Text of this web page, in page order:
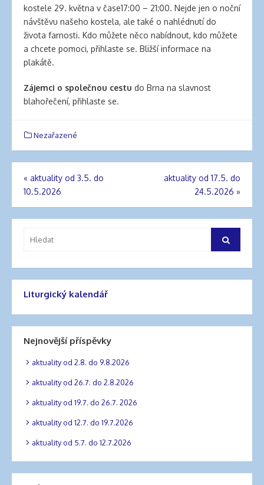
kostele 29. května v čase17:00 – 21:00. Nejde jen o noční
návštěvu našeho kostela, ale také o nahlédnutí do
života farnosti. Kdo můžete něco nabídnout, kdo můžete
a chcete pomoci, přihlaste se. Bližší informace na
plakátě.
Zájemci o společnou cestu do Brna na slavnost
blahořečení, přihlaste se.
Nezařazené
Navigace
pro
« aktuality od 3.5. do
10.5.2026
aktuality od 17.5. do
24.5.2026 »
Hledat
Liturgický kalendář
Nejnovější příspěvky
aktuality od 2.8. do 9.8.2026
aktuality od 26.7. do 2.8.2026
aktuality od 19.7. do 26.7. 2026
aktuality od 12.7. do 19.7.2026
aktuality od 5.7. do 12.7.2026